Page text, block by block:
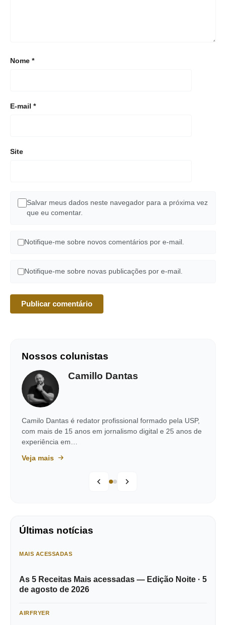
Nome *
E-mail *
Site
Salvar meus dados neste navegador para a próxima vez
que eu comentar.
Notifique-me sobre novos comentários por e-mail.
Notifique-me sobre novas publicações por e-mail.
Nossos colunistas
Camillo Dantas
Camilo Dantas é redator profissional formado pela USP,
com mais de 15 anos em jornalismo digital e 25 anos de
experiência em…
Veja mais
Últimas notícias
MAIS ACESSADAS
As 5 Receitas Mais acessadas — Edição Noite · 5
de agosto de 2026
AIRFRYER